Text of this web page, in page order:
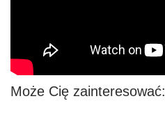
Może Cię zainteresować: